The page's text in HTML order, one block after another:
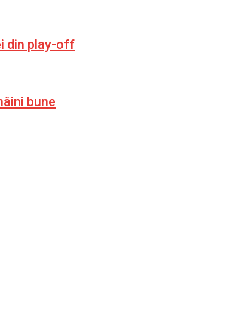
din play-off
bune